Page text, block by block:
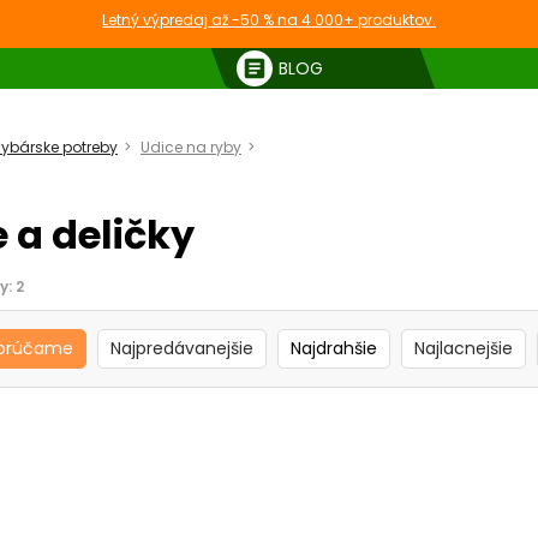
Letný výpredaj až -50 % na 4 000+ produktov.
article BLOG
potreby Udice na ryby
a deličky
2
Najpredávanejšie Najdrahšie Najlacnejšie